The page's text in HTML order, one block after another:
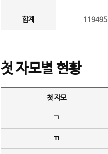
합계
첫 자모별 현황
첫 자모
ㄱ
ㄲ